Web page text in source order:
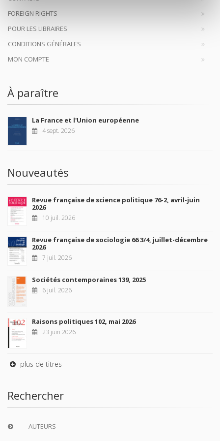
FOREIGN RIGHTS
POUR LES LIBRAIRES
CONDITIONS GÉNÉRALES
MON COMPTE
À paraître
La France et l'Union européenne
4 sept. 2026
Nouveautés
Revue française de science politique 76-2, avril-juin
2026
10 juil. 2026
Revue française de sociologie 66 3/4, juillet-décembre
2026
7 juil. 2026
Sociétés contemporaines 139, 2025
6 juil. 2026
Raisons politiques 102, mai 2026
23 juin 2026
plus de titres
Rechercher
AUTEURS